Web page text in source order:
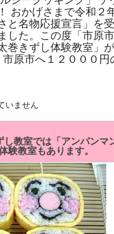
おかげさまで令和２
と名物応援宣言」を
した。この度「市原
巻きずし体験教室」
原市へ１２０００円
いません
し教室では「アンパンマ
験教室もあります。